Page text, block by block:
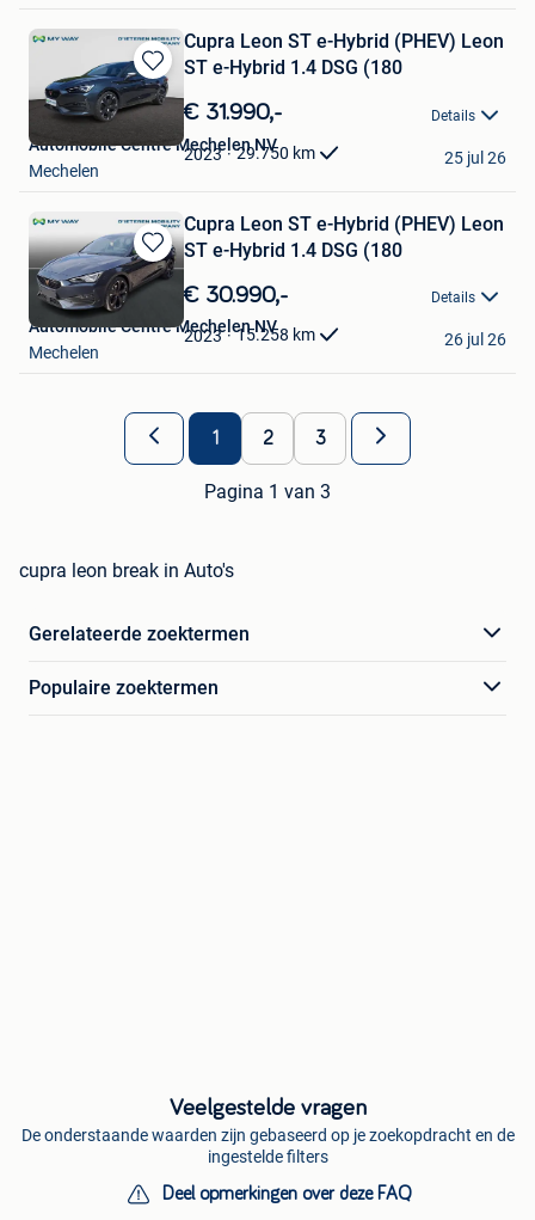
Bewaren
in
Favorieten
Cupra Leon ST e-Hybrid (PHEV) Leon
ST e-Hybrid 1.4 DSG (180
€ 31.990,- Details
2023 29.750 km
Automobile Centre Mechelen NV
Mechelen
25 jul 26
Bewaren
in
Favorieten
Cupra Leon ST e-Hybrid (PHEV) Leon
ST e-Hybrid 1.4 DSG (180
€ 30.990,- Details
2023 15.258 km
Automobile Centre Mechelen NV
Mechelen
26 jul 26
1 2 3
Pagina 1 van 3
cupra leon break in Auto's
Gerelateerde zoektermen
Populaire zoektermen
Veelgestelde vragen
De onderstaande waarden zijn gebaseerd op je zoekopdracht en de
ingestelde filters
Deel opmerkingen over deze FAQ